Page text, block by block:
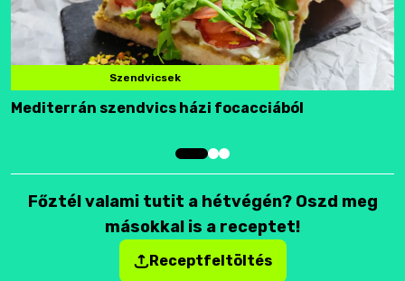
Szendvicsek
Mediterrán szendvics házi focacciából
Főztél valami tutit a hétvégén? Oszd meg
másokkal is a receptet!
Receptfeltöltés